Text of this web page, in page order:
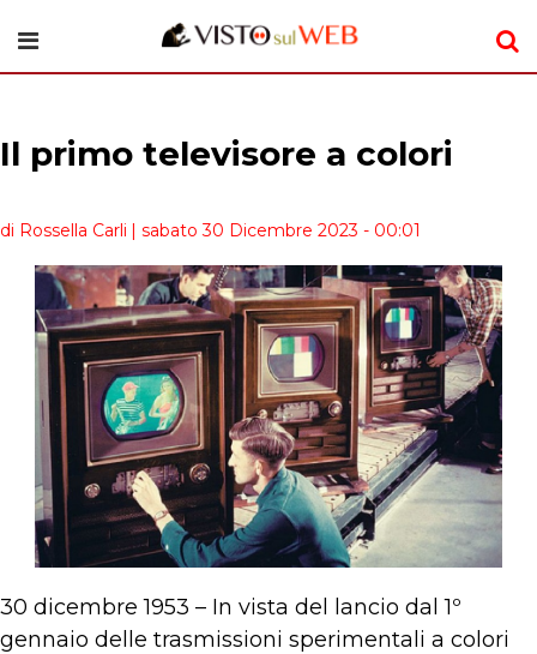
Il primo televisore a colori
di Rossella Carli | sabato 30 Dicembre 2023 - 00:01
30 dicembre 1953 – In vista del lancio dal 1º
gennaio delle trasmissioni sperimentali a colori